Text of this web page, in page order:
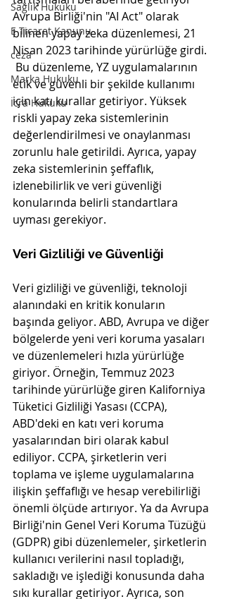
Sağlık Hukuku
E Ticaret Kanunu
ceza
Marka Hukuku
İcra Hukuku
Avrupa Birliği'nin "AI Act" olarak
bilinen yapay zeka düzenlemesi, 21
Nisan 2023 tarihinde yürürlüğe girdi.
Bu düzenleme, YZ uygulamalarının
etik ve güvenli bir şekilde kullanımı
için katı kurallar getiriyor. Yüksek
riskli yapay zeka sistemlerinin
değerlendirilmesi ve onaylanması
zorunlu hale getirildi. Ayrıca, yapay
zeka sistemlerinin şeffaflık,
izlenebilirlik ve veri güvenliği
konularında belirli standartlara
uyması gerekiyor.
Veri Gizliliği ve Güvenliği
Veri gizliliği ve güvenliği, teknoloji
alanındaki en kritik konuların
başında geliyor. ABD, Avrupa ve diğer
bölgelerde yeni veri koruma yasaları
ve düzenlemeleri hızla yürürlüğe
giriyor. Örneğin, Temmuz 2023
tarihinde yürürlüğe giren Kaliforniya
Tüketici Gizliliği Yasası (CCPA),
ABD'deki en katı veri koruma
yasalarından biri olarak kabul
ediliyor. CCPA, şirketlerin veri
toplama ve işleme uygulamalarına
ilişkin şeffaflığı ve hesap verebilirliği
önemli ölçüde artırıyor. Ya da Avrupa
Birliği'nin Genel Veri Koruma Tüzüğü
(GDPR) gibi düzenlemeler, şirketlerin
kullanıcı verilerini nasıl topladığı,
sakladığı ve işlediği konusunda daha
sıkı kurallar getiriyor. Ayrıca, son